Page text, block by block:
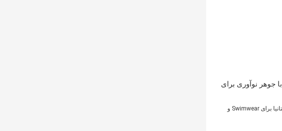
Polyester Recycling ما Repreve از UNIFI Inc استفاده کردیم و ما با استفاده از Digital Sublimation Printing با جوهر نوآوری برای
نام تجاری Repreve با اعتماد به نفس برای Repreve نایلون و Repreve پلی فراهم می کند، و ما نامزد Recycle Fibers به ​​مارک های لوکس بریتانیا برای Swimwear و